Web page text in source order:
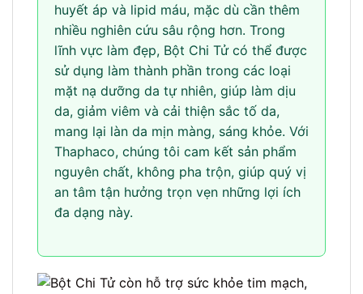
huyết áp và lipid máu, mặc dù cần thêm
nhiều nghiên cứu sâu rộng hơn. Trong
lĩnh vực làm đẹp, Bột Chi Tử có thể được
sử dụng làm thành phần trong các loại
mặt nạ dưỡng da tự nhiên, giúp làm dịu
da, giảm viêm và cải thiện sắc tố da,
mang lại làn da mịn màng, sáng khỏe. Với
Thaphaco, chúng tôi cam kết sản phẩm
nguyên chất, không pha trộn, giúp quý vị
an tâm tận hưởng trọn vẹn những lợi ích
đa dạng này.